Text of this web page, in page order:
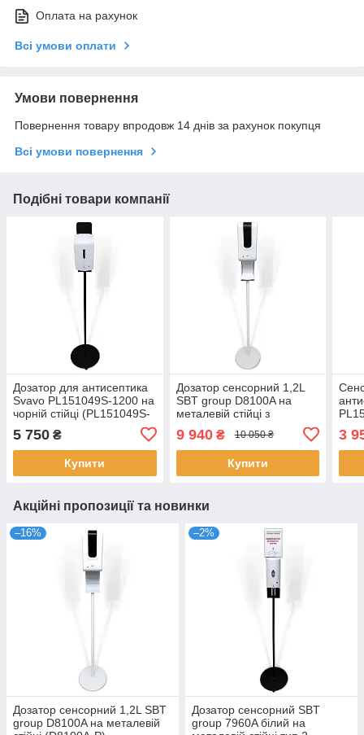
Оплата на рахунок
Всі умови оплати
Умови повернення
Повернення товару впродовж 14 днів за рахунок покупця
Всі умови повернення
Подібні товари компанії
Дозатор для антисептика
Svavo PL151049S-1200 на
чорній стійці (PL151049S-
5 750 ₴
Купити
Дозатор сенсорний 1,2L
SBT group D8100A на
металевій стійці з
(D8100A-PK)
9 940₴ 10 050 ₴
Купити
3
Акційні пропозиції та новинки
–16%
Дозатор сенсорний 1,2L SBT
group D8100A на металевій
–2%
Дозатор сенсорний SBT
group 7960A білий на